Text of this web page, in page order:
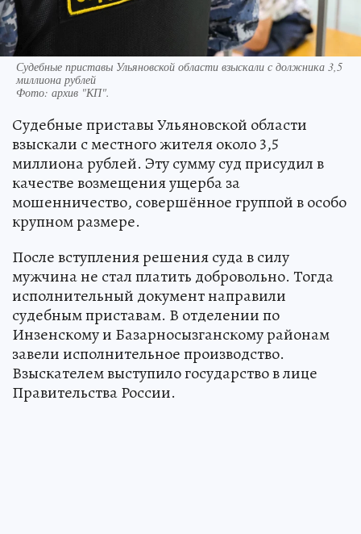
Судебные приставы Ульяновской области взыскали с должника 3,5
миллиона рублей
Фото: архив "КП".
Судебные приставы Ульяновской области
взыскали с местного жителя около 3,5
миллиона рублей. Эту сумму суд присудил в
качестве возмещения ущерба за
мошенничество, совершённое группой в особо
крупном размере.
После вступления решения суда в силу
мужчина не стал платить добровольно. Тогда
исполнительный документ направили
судебным приставам. В отделении по
Инзенскому и Базарносызганскому районам
завели исполнительное производство.
Взыскателем выступило государство в лице
Правительства России.